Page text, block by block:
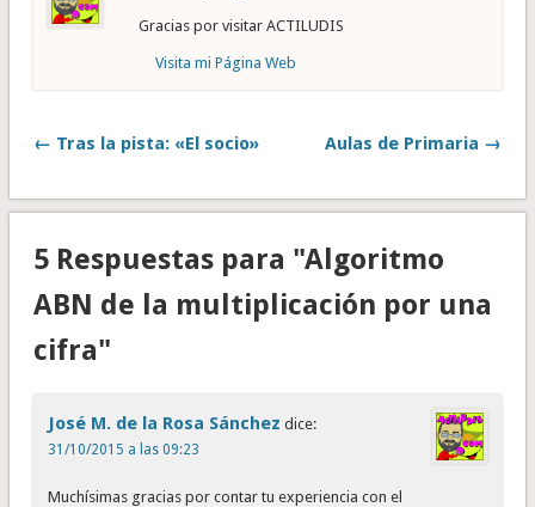
Gracias por visitar ACTILUDIS
Visita mi Página Web
← Tras la pista: «El socio» Aulas de Primaria →
5 Respuestas para "Algoritmo
ABN de la multiplicación por una
cifra"
José M. de la Rosa Sánchez dice:
31/10/2015 a las 09:23
Muchísimas gracias por contar tu experiencia con el